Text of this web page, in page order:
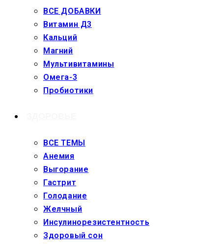
ВСЕ ДОБАВКИ
Витамин Д3
Кальций
Магний
Мультивитамины
Омега-3
Пробиотики
ВСЕ ТЕМЫ
Анемия
Выгорание
Гастрит
Голодание
Желчный
Инсулинорезистентность
Здоровый сон